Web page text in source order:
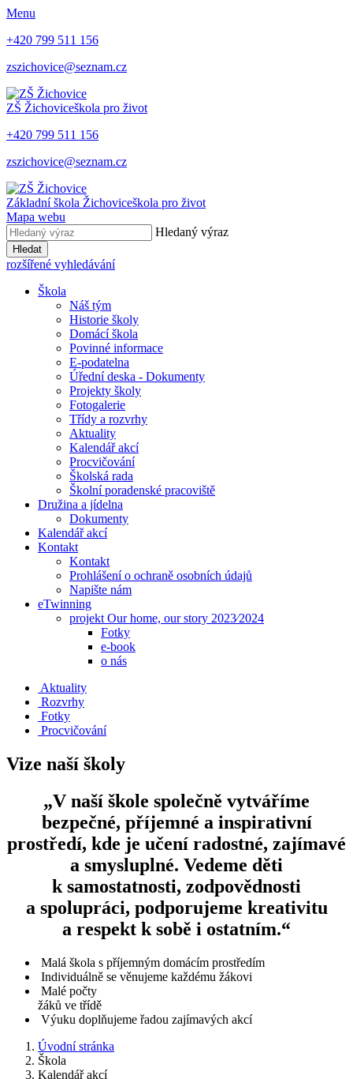
Menu
+420 799 511 156
zszichovice@seznam.cz
ZŠ Žichoviceškola pro život
+420 799 511 156
zszichovice@seznam.cz
Základní škola Žichoviceškola pro život
Mapa webu
Hledaný výraz
Hledat
rozšířené vyhledávání
Škola
Náš tým
Historie školy
Domácí škola
Povinné informace
E-podatelna
Úřední deska - Dokumenty
Projekty školy
Fotogalerie
Třídy a rozvrhy
Aktuality
Kalendář akcí
Procvičování
Školská rada
Školní poradenské pracoviště
Družina a jídelna
Dokumenty
Kalendář akcí
Kontakt
Kontakt
Prohlášení o ochraně osobních údajů
Napište nám
eTwinning
projekt Our home, our story 2023⁄2024
Fotky
e-book
o nás
Aktuality
Rozvrhy
Fotky
Procvičování
Vize naší školy
„V naší škole společně vytváříme
bezpečné, příjemné a inspirativní
prostředí, kde je učení radostné, zajímavé
a smysluplné. Vedeme děti
k samostatnosti, zodpovědnosti
a spolupráci, podporujeme kreativitu
a respekt k sobě i ostatním.“
Malá škola s příjemným domácím prostředím
Individuálně se věnujeme každému žákovi
Malé počty
žáků ve třídě
Výuku doplňujeme řadou zajímavých akcí
Úvodní stránka
Škola
Kalendář akcí